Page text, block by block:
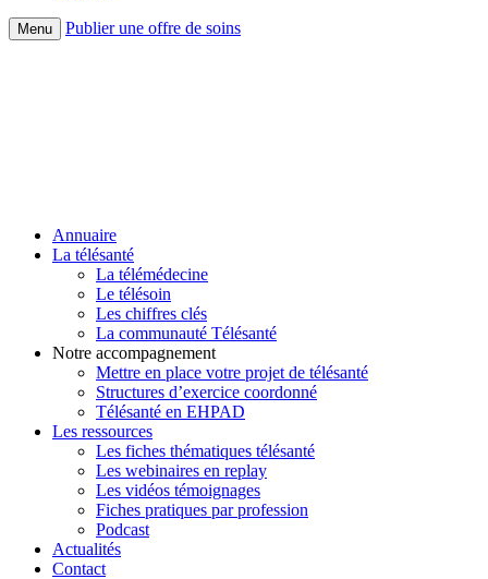
Menu Publier une offre de soins
Annuaire
La télésanté
La télémédecine
Le télésoin
Les chiffres clés
La communauté Télésanté
Notre accompagnement
Mettre en place votre projet de télésanté
Structures d’exercice coordonné
Télésanté en EHPAD
Les ressources
Les fiches thématiques télésanté
Les webinaires en replay
Les vidéos témoignages
Fiches pratiques par profession
Podcast
Actualités
Contact